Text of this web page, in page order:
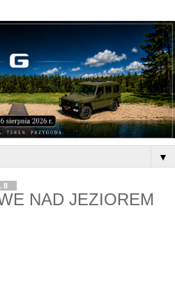
▼
NAD JEZIOREM